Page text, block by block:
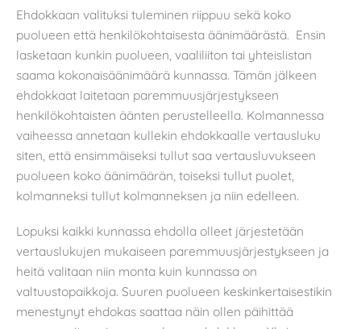
Ehdokkaan valituksi tuleminen riippuu sekä koko
puolueen että henkilökohtaisesta äänimäärästä. Ensin
lasketaan kunkin puolueen, vaaliliiton tai yhteislistan
saama kokonaisäänimäärä kunnassa. Tämän jälkeen
ehdokkaat laitetaan paremmuusjärjestykseen
henkilökohtaisten äänten perustelleella. Kolmannessa
vaiheessa annetaan kullekin ehdokkaalle vertausluku
siten, että ensimmäiseksi tullut saa vertausluvukseen
puolueen koko äänimäärän, toiseksi tullut puolet,
kolmanneksi tullut kolmanneksen ja niin edelleen.
Lopuksi kaikki kunnassa ehdolla olleet järjestetään
vertauslukujen mukaiseen paremmuusjärjestykseen ja
heitä valitaan niin monta kuin kunnassa on
valtuustopaikkoja. Suuren puolueen keskinkertaisestikin
menestynyt ehdokas saattaa näin ollen päihittää